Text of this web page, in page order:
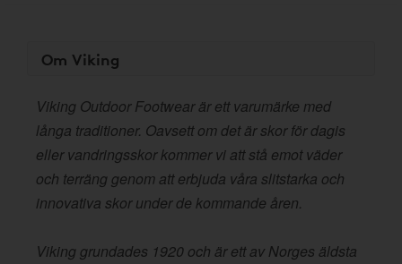
Om Viking
Viking Outdoor Footwear är ett varumärke med
långa traditioner. Oavsett om det är skor för dagis
eller vandringsskor kommer vi att stå emot väder
och terräng genom att erbjuda våra slitstarka och
innovativa skor under de kommande åren.
Viking grundades 1920 och är ett av Norges äldsta